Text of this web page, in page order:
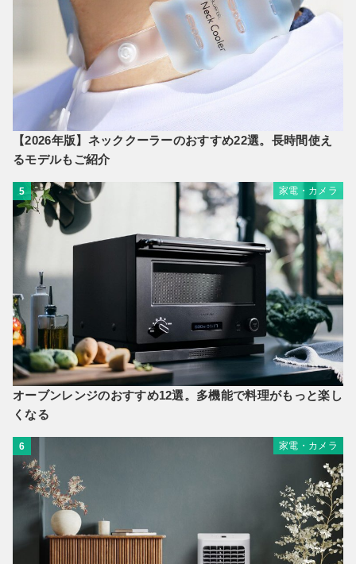
【2026年版】ネッククーラーのおすすめ22選。長時間使え
るモデルもご紹介
5 家電・カメラ
オーブンレンジのおすすめ12選。多機能で料理がもっと楽し
くなる
6 家電・カメラ